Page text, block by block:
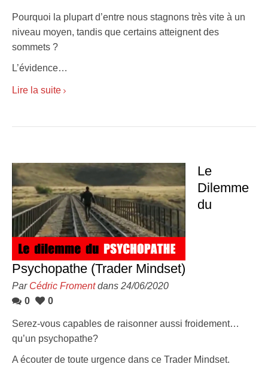
Pourquoi la plupart d’entre nous stagnons très vite à un
niveau moyen, tandis que certains atteignent des
sommets ?
L’évidence…
Lire la suite
Le
Dilemme
du
Psychopathe (Trader Mindset)
Par Cédric Fromentdans 24/06/2020
0
0
Serez-vous capables de raisonner aussi froidement…
qu’un psychopathe?
A écouter de toute urgence dans ce Trader Mindset.